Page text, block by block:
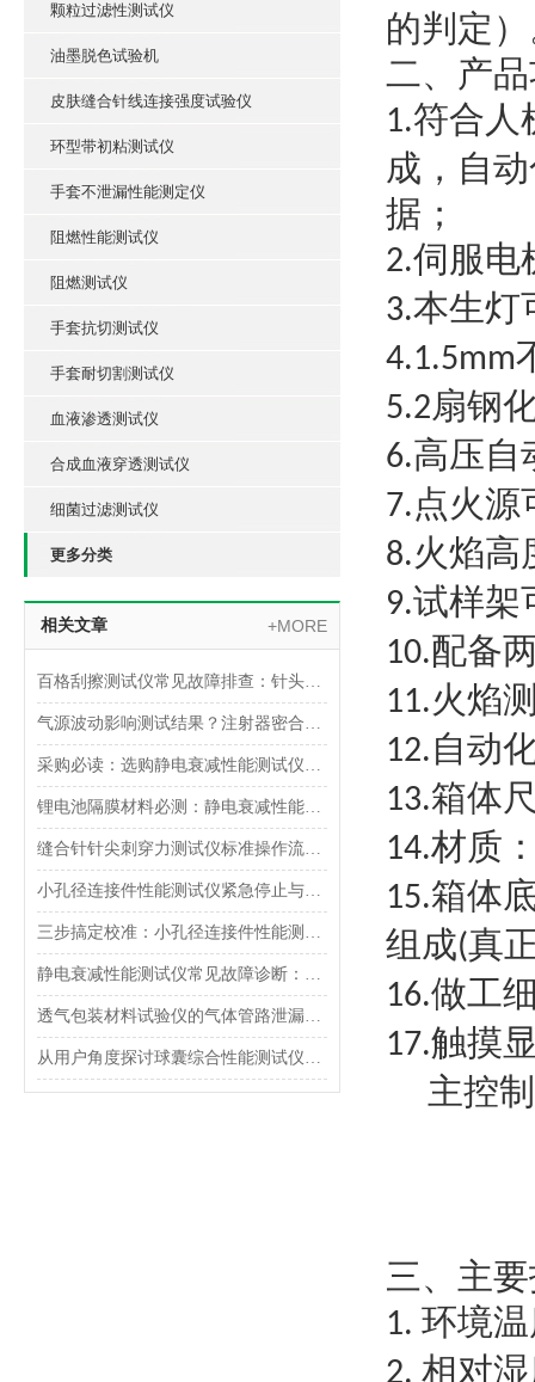
颗粒过滤性测试仪
油墨脱色试验机
皮肤缝合针线连接强度试验仪
环型带初粘测试仪
手套不泄漏性能测定仪
阻燃性能测试仪
阻燃测试仪
手套抗切测试仪
手套耐切割测试仪
血液渗透测试仪
合成血液穿透测试仪
细菌过滤测试仪
更多分类
相关文章 +MORE
百格刮擦测试仪常见故障排查：针头磨损与运动轨迹偏移
气源波动影响测试结果？注射器密合性正压测试仪的稳压设计分析
采购必读：选购静电衰减性能测试仪的5个核心参数与避坑指南
锂电池隔膜材料必测：静电衰减性能测试仪的操作难点突破
缝合针针尖刺穿力测试仪标准操作流程（SOP）及实验员培训要点
小孔径连接件性能测试仪紧急停止与异常状态下的安全复位操作
三步搞定校准：小孔径连接件性能测试仪的每日开机自检流程详解
静电衰减性能测试仪常见故障诊断：充电不稳定与电位漂移排查
透气包装材料试验仪的气体管路泄漏防护与废气排放系统详解
从用户角度探讨球囊综合性能测试仪的故障问题
的判定
二、产
1.符合人
成，自
据；
2.伺服电
3.本生灯
4.1.5mm
5.2扇钢
6.高压自
7. 点火源
8.火焰高
9.试样架
10.配备
11.火焰
12. 自动
13.箱体
14.材质
15.箱体
组成(真
16.做工
17.触摸
主控
三、主
1. 环境
2. 相对